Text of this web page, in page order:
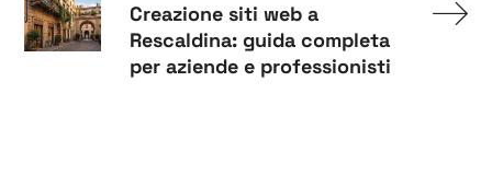
Creazione siti web a
Rescaldina: guida completa
per aziende e professionisti